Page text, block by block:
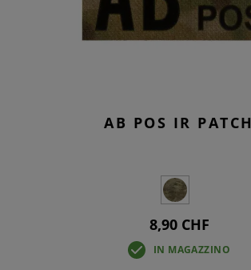
AB POS IR PATCH
8,90 CHF
IN MAGAZZINO